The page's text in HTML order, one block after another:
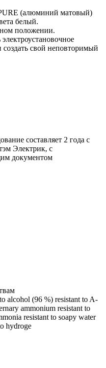
(алюминий матовый)
белый.
положении.
свой неповторимый
составляет 2 года с
Электрик, с
документом
alcohol (96 %) resistant to A-
ammonium resistant to
resistant to soapy water
hydroge